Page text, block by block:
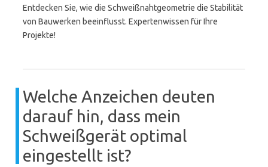
Entdecken Sie, wie die Schweißnahtgeometrie die Stabilität
von Bauwerken beeinflusst. Expertenwissen für Ihre
Projekte!
Welche Anzeichen deuten
darauf hin, dass mein
Schweißgerät optimal
eingestellt ist?